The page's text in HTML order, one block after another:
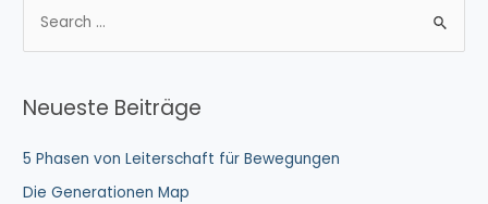
h
n
n
Neueste Beiträge
5 Phasen von Leiterschaft für Bewegungen
Die Generationen Map